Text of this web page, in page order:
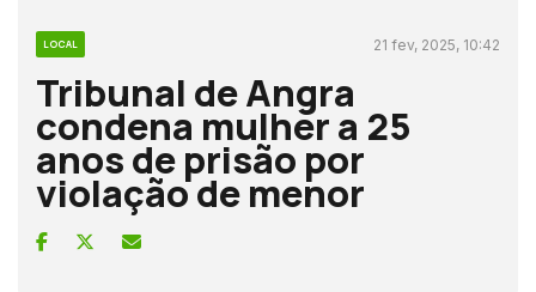
LOCAL 21 fev, 2025, 10:42
Tribunal de Angra
condena mulher a 25
anos de prisão por
violação de menor